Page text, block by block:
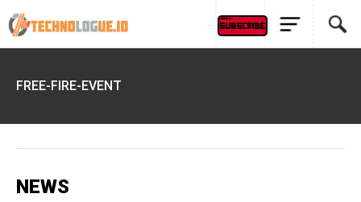
FREE-FIRE-EVENT
NEWS